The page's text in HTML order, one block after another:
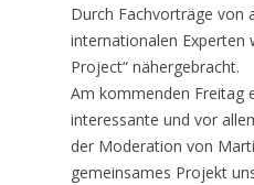
Durch Fachvorträge von
internationalen Experten
Project“ nähergebracht.
Am kommenden Freitag
interessante und vor
der Moderation von
gemeinsames Projekt